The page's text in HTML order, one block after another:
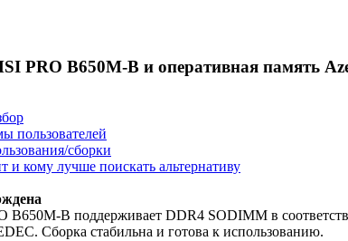
PRO B650M-B и оперативная память
пользователей
сборки
и кому лучше поискать альтернативу
B650M-B поддерживает DDR4 SODIMM в
Сборка стабильна и готова к использованию.